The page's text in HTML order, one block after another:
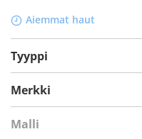
Aiemmat haut
Tyyppi
Merkki
Malli